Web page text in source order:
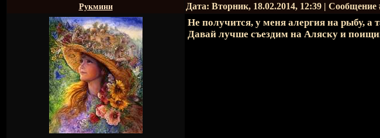
Рукмини Дата: Вторник, 18.02.2014, 12:39 | Сообщение
Не получится, у меня алергия на рыбу, а
Давай лучше съездим на Аляску и